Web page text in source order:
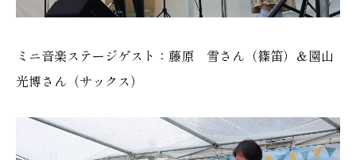
ミニ音楽ステージゲスト：藤原 雪さん（篠笛）＆園山
光博さん（サックス）